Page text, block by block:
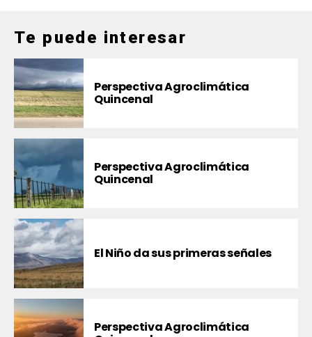
Te puede interesar
Perspectiva Agroclimática
Quincenal
Perspectiva Agroclimática
Quincenal
El Niño da sus primeras señales
Perspectiva Agroclimática